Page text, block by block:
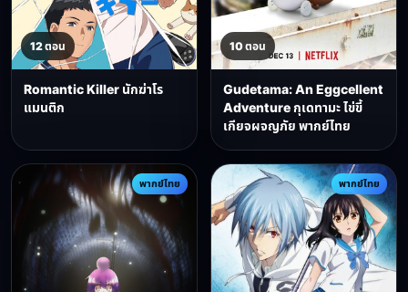
12 ตอน
Romantic Killer นักฆ่าโร
แมนติก
10 ตอน
Gudetama: An Eggcellent
Adventure กุเดทามะ ไข่ขี้
เกียจผจญภัย พากย์ไทย
พากย์ไทย พากย์ไทย